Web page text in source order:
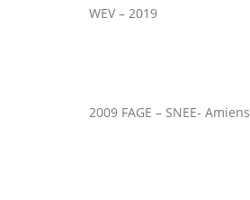
WEV – 2019
2009 FAGE – SNEE- Amiens